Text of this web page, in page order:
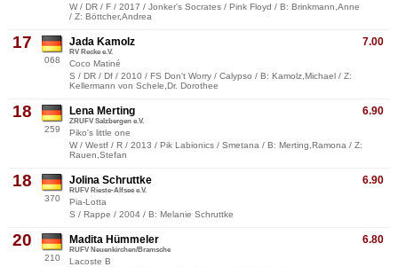
W / DR / F / 2017 / Jonker's Socrates / Pink Floyd / B: Brinkmann,Anne
/ Z: Böttcher,Andrea
17
068
7.00
Jada Kamolz
RV Recke e.V.
Coco Matiné
S / DR / Df / 2010 / FS Don't Worry / Calypso / B: Kamolz,Michael / Z:
Kellermann von Schele,Dr. Dorothee
18
259
6.90
Lena Merting
ZRUFV Salzbergen e.V.
Piko's little one
W / Westf / R / 2013 / Pik Labionics / Smetana / B: Merting,Ramona / Z:
Rauen,Stefan
18
370
6.90
Jolina Schruttke
RUFV Rieste-Alfsee e.V.
Pia-Lotta
S / Rappe / 2004 / B: Melanie Schruttke
20
210
6.80
Madita Hümmeler
RUFV Neuenkirchen/Bramsche
Lacoste B